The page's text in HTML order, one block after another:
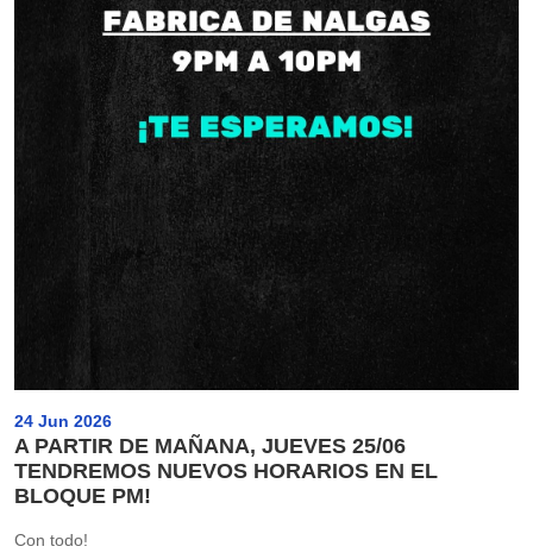
24 Jun 2026
A PARTIR DE MAÑANA, JUEVES 25/06
TENDREMOS NUEVOS HORARIOS EN EL
BLOQUE PM!
Con todo!